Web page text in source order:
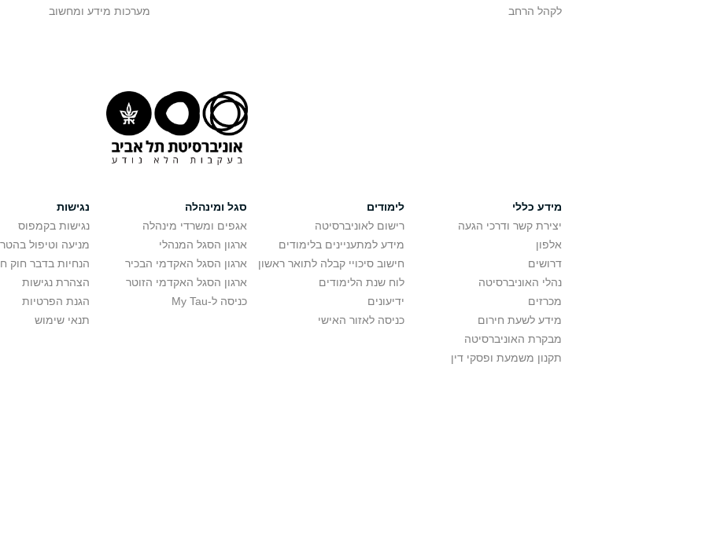
לקהל הרחב
מערכות מידע ומחשוב
מידע כללי
יצירת קשר ודרכי הגעה
אלפון
דרושים
נהלי האוניברסיטה
מכרזים
מידע לשעת חירום
מבקרת האוניברסיטה
תקנון משמעת ופסקי דין
לימודים
רישום לאוניברסיטה
מידע למתעניינים בלימודים
חישוב סיכויי קבלה לתואר ראשון
לוח שנת הלימודים
ידיעונים
כניסה לאזור האישי
סגל ומינהלה
אגפים ומשרדי מינהלה
ארגון הסגל המנהלי
ארגון הסגל האקדמי הבכיר
ארגון הסגל האקדמי הזוטר
כניסה ל-My Tau
נגישות
נגישות בקמפוס
מניעה וטיפול
הנחיות בדבר חוק
הצהרת נגישות
הגנת הפרטיות
תנאי שימוש